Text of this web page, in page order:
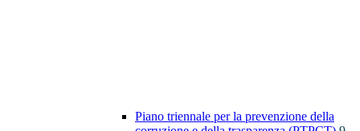
Piano triennale per la prevenzione della